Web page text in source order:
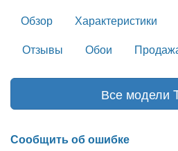
Обзор
Характеристики
Отзывы
Обои
Все модели
Сообщить об ошибке